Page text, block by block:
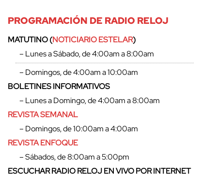
PROGRAMACIÓN DE RADIO RELOJ
MATUTINO (NOTICIARIO ESTELAR)
– Lunes a Sábado, de 4:00am a 8:00am
– Domingos, de 4:00am a 10:00am
BOLETINES INFORMATIVOS
– Lunes a Domingo, de 4:00am a 8:00am
REVISTA SEMANAL
– Domingos, de 10:00am a 4:00am
REVISTA ENFOQUE
– Sábados, de 8:00am a 5:00pm
ESCUCHAR RADIO RELOJ EN VIVO POR INTERNET